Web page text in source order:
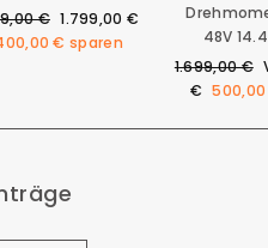
€ Sonderpreis
1.799,00 €
€ sparen
48V
Normaler
Preis
1.699,00 €
€